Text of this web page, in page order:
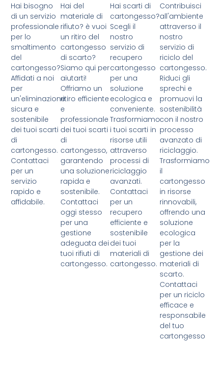
Hai bisogno
di un servizio
professionale
per lo
smaltimento
del
cartongesso?
Affidati a noi
per
un'eliminazione
sicura e
sostenibile
dei tuoi scarti
di
cartongesso.
Contattaci
per un
servizio
rapido e
affidabile.
Hai del
materiale di
rifiuto? è vuoi
un ritiro del
cartongesso
di scarto?
Siamo qui per
aiutarti!
Offriamo un
ritiro efficiente
e
professionale
dei tuoi scarti
di
cartongesso,
garantendo
una soluzione
rapida e
sostenibile.
Contattaci
oggi stesso
per una
gestione
adeguata dei
tuoi rifiuti di
cartongesso.
Hai scarti di
cartongesso?
Scegli il
nostro
servizio di
recupero
cartongesso
per una
soluzione
ecologica e
conveniente.
Trasformiamo
i tuoi scarti in
risorse utili
attraverso
processi di
riciclaggio
avanzati.
Contattaci
per un
recupero
efficiente e
sostenibile
dei tuoi
materiali di
cartongesso.
Contribuisci
all'ambiente
attraverso il
nostro
servizio di
riciclo del
cartongesso.
Riduci gli
sprechi e
promuovi la
sostenibilità
con il nostro
processo
avanzato di
riciclaggio.
Trasformiamo
il
cartongesso
in risorse
rinnovabili,
offrendo una
soluzione
ecologica
per la
gestione dei
materiali di
scarto.
Contattaci
per un riciclo
efficace e
responsabile
del tuo
cartongesso